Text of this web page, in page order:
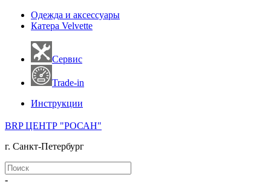
Одежда и аксессуары
Катера Velvette
Сервис
Trade-in
Инструкции
BRP ЦЕНТР "РОСАН"
г. Санкт-Петербург
-